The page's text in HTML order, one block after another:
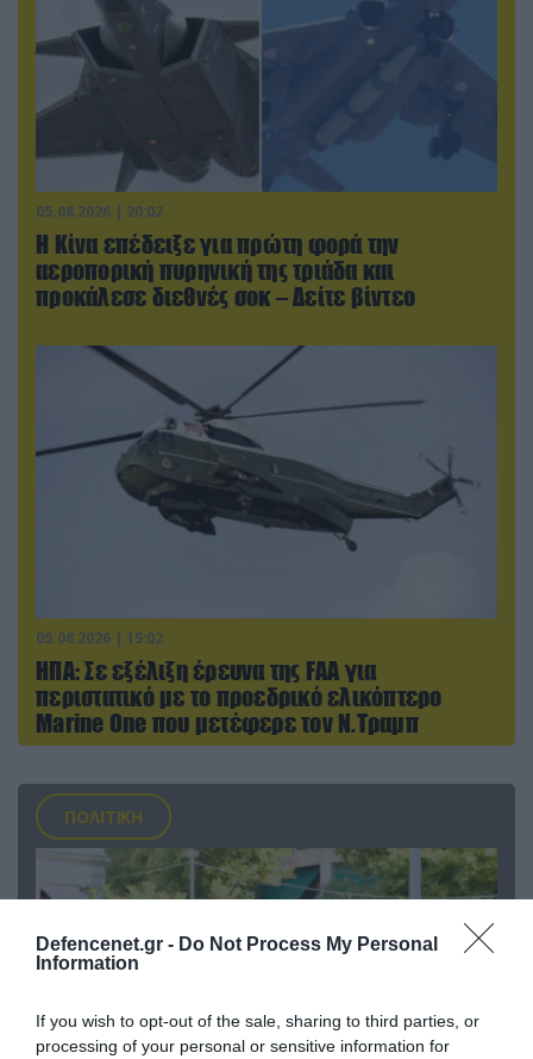
Defencenet.gr - Do Not Process My Personal
Information
If you wish to opt-out of the sale, sharing to third parties, or
processing of your personal or sensitive information for
05.08.2026 | 20:02
Η Κίνα επέδειξε για πρώτη φορά την
αεροπορική πυρηνική της τριάδα και
προκάλεσε διεθνές σοκ – Δείτε βίντεο
05.08.2026 | 15:02
ΗΠΑ: Σε εξέλιξη έρευνα της FAA για
περιστατικό με το προεδρικό ελικόπτερο
Marine One που μετέφερε τον Ν.Τραμπ
ΠΟΛΙΤΙΚΗ